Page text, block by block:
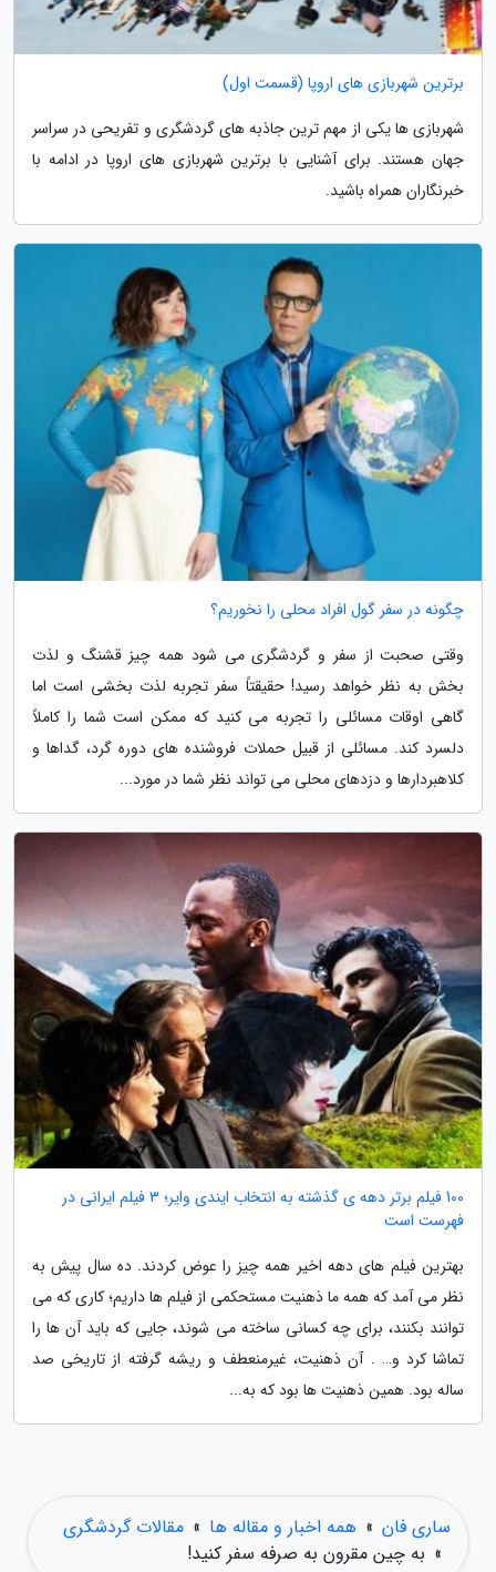
برترین شهربازی های اروپا (قسمت اول)
شهربازی ها یکی از مهم ترین جاذبه های گردشگری و تفریحی در سراسر
جهان هستند. برای آشنایی با برترین شهربازی های اروپا در ادامه با
خبرنگاران همراه باشید.
چگونه در سفر گول افراد محلی را نخوریم؟
وقتی صحبت از سفر و گردشگری می شود همه چیز قشنگ و لذت
بخش به نظر خواهد رسید! حقیقتاً سفر تجربه لذت بخشی است اما
گاهی اوقات مسائلی را تجربه می کنید که ممکن است شما را کاملاً
دلسرد کند. مسائلی از قبیل حملات فروشنده های دوره گرد، گداها و
کلاهبردارها و دزدهای محلی می تواند نظر شما در مورد...
100 فیلم برتر دهه ی گذشته به انتخاب ایندی وایر؛ 3 فیلم ایرانی در
فهرست است
بهترین فیلم های دهه اخیر همه چیز را عوض کردند. ده سال پیش به
نظر می آمد که همه ما ذهنیت مستحکمی از فیلم ها داریم؛ کاری که می
توانند بکنند، برای چه کسانی ساخته می شوند، جایی که باید آن ها را
تماشا کرد و… . آن ذهنیت، غیرمنعطف و ریشه گرفته از تاریخی صد
ساله بود. همین ذهنیت ها بود که به...
ساری فان » همه اخبار و مقاله ها » مقالات گردشگری
» به چین مقرون به صرفه سفر کنید!